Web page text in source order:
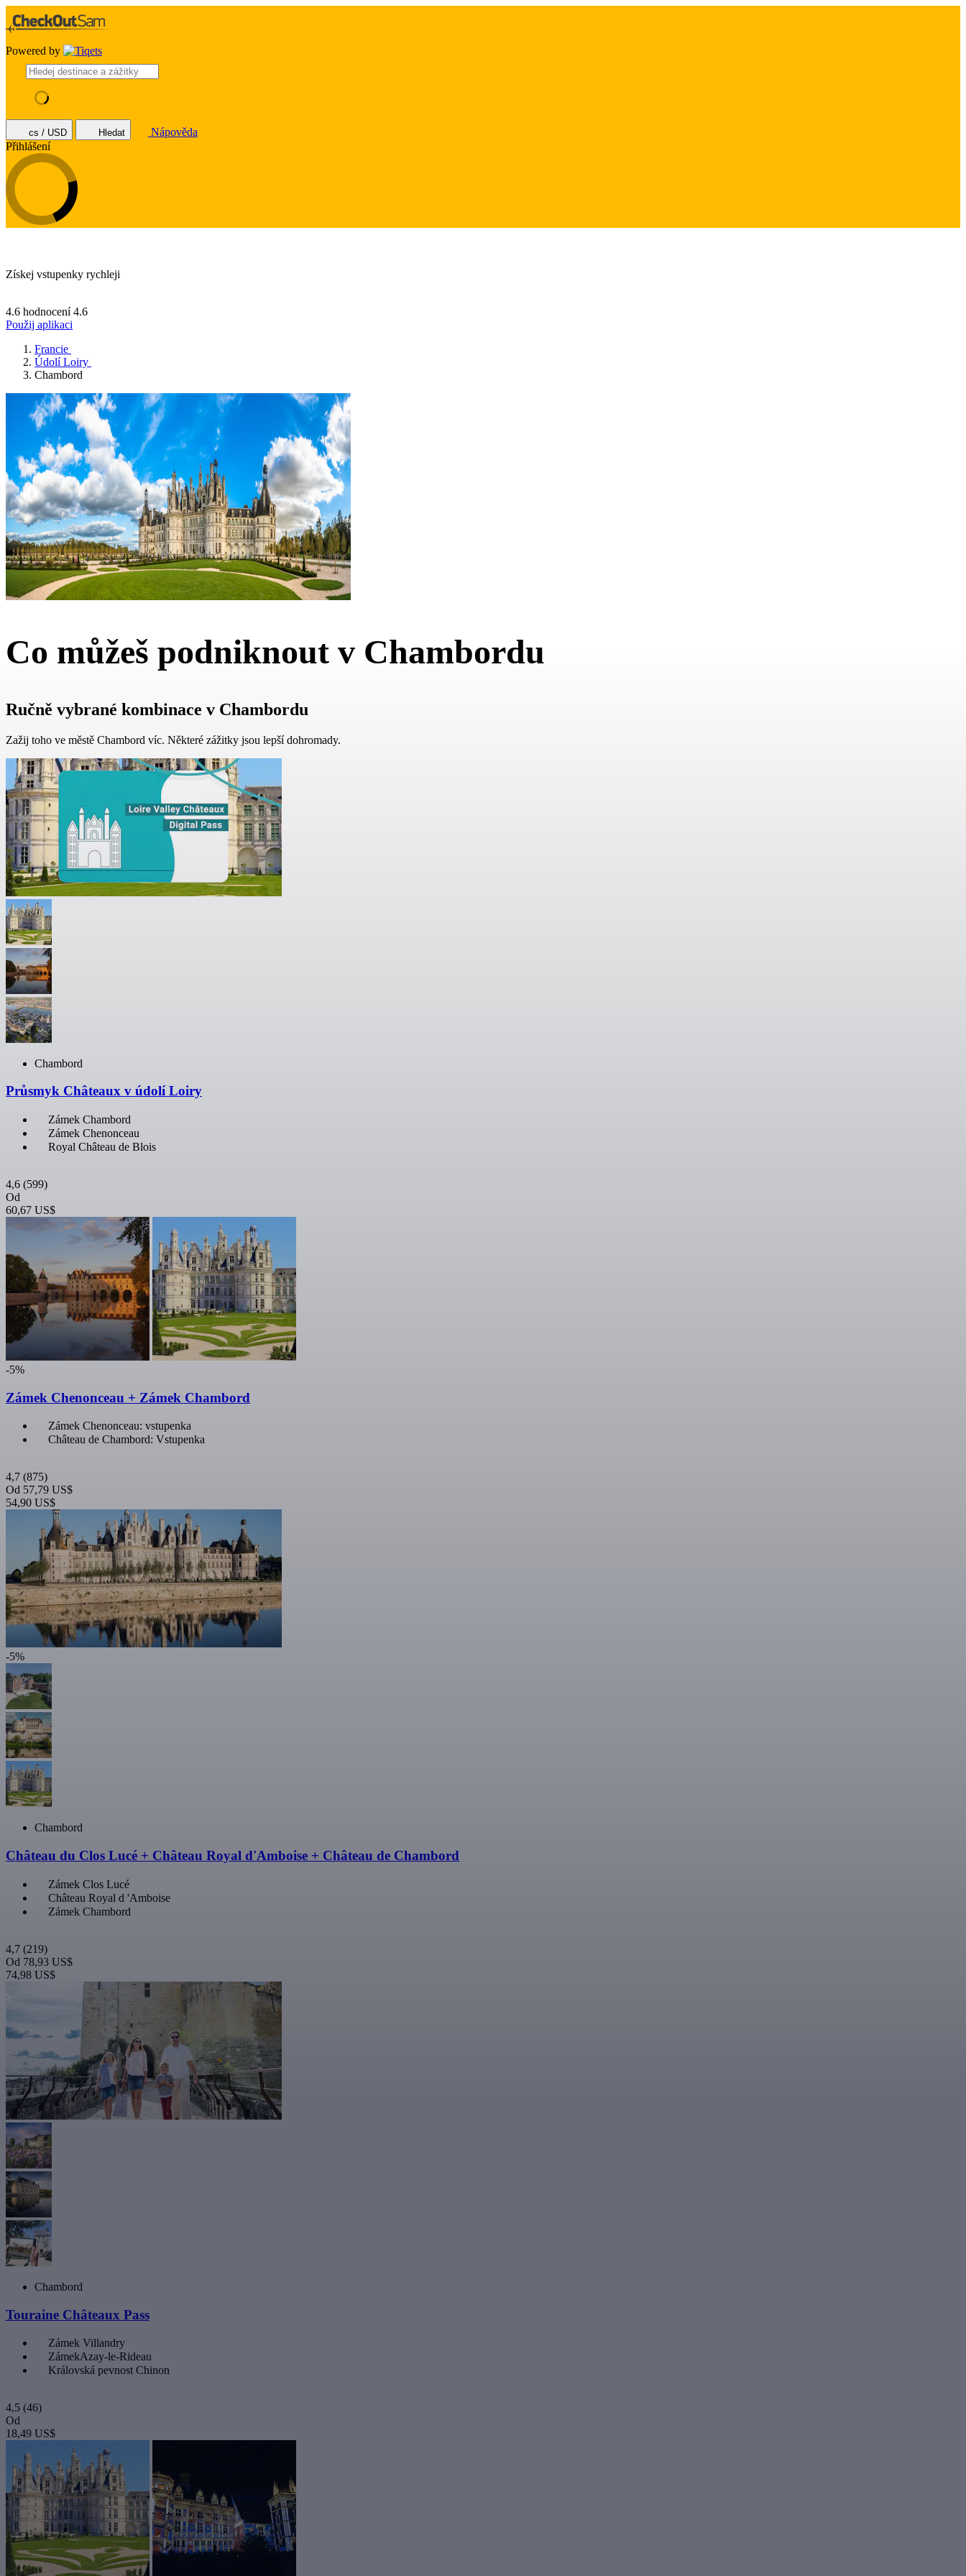
Powered by
cs / USD Hledat
Nápověda
Přihlášení
Získej vstupenky rychleji
4.6 hodnocení 4.6
Použij aplikaci
Francie
Údolí Loiry
Chambord
Co můžeš podniknout v Chambordu
Ručně vybrané kombinace v Chambordu
Zažij toho ve městě Chambord víc. Některé zážitky jsou lepší dohromady.
Chambord
Průsmyk Châteaux v údolí Loiry
Zámek Chambord
Zámek Chenonceau
Royal Château de Blois
4,6 (599)
Od
60,67 US$
-5%
Zámek Chenonceau + Zámek Chambord
Zámek Chenonceau: vstupenka
Château de Chambord: Vstupenka
4,7 (875)
Od 57,79 US$
54,90 US$
-5%
Chambord
Château du Clos Lucé + Château Royal d'Amboise + Château de Chambord
Zámek Clos Lucé
Château Royal d 'Amboise
Zámek Chambord
4,7 (219)
Od 78,93 US$
74,98 US$
Chambord
Touraine Châteaux Pass
Zámek Villandry
ZámekAzay-le-Rideau
Královská pevnost Chinon
4,5 (46)
Od
18,49 US$